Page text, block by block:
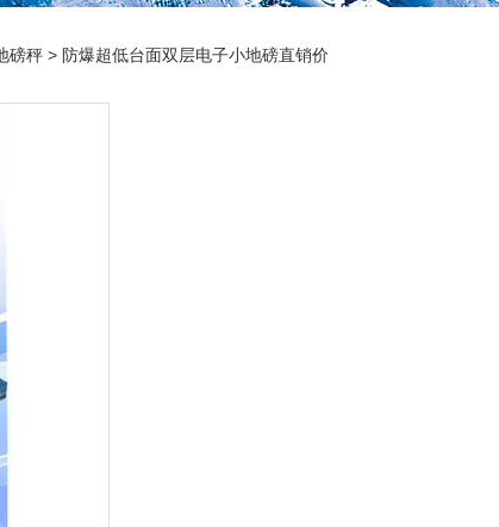
磅秤 > 防爆超低台面双层电子小地磅直销价